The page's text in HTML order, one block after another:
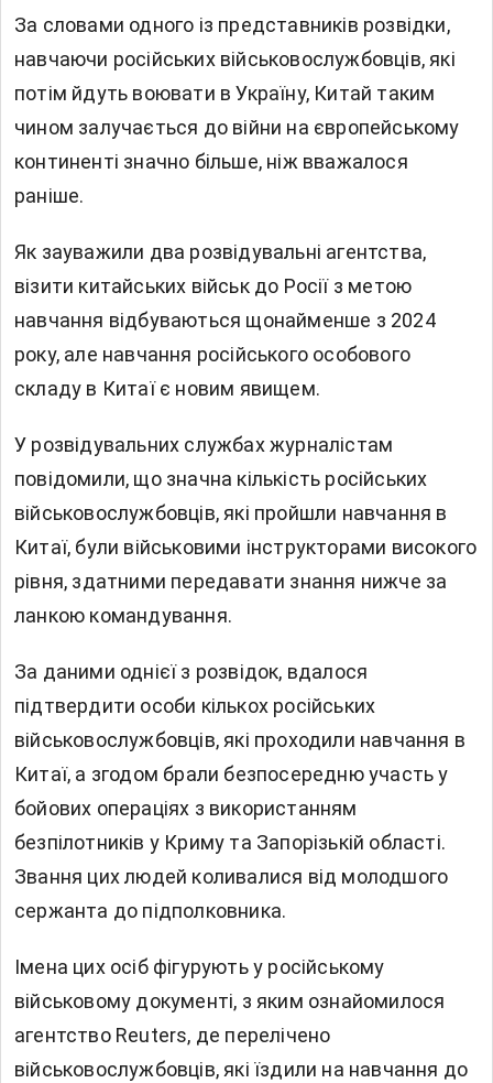
За словами одного із представників розвідки,
навчаючи російських військовослужбовців, які
потім йдуть воювати в Україну, Китай таким
чином залучається до війни на європейському
континенті значно більше, ніж вважалося
раніше.
Як зауважили два розвідувальні агентства,
візити китайських військ до Росії з метою
навчання відбуваються щонайменше з 2024
року, але навчання російського особового
складу в Китаї є новим явищем.
У розвідувальних службах журналістам
повідомили, що значна кількість російських
військовослужбовців, які пройшли навчання в
Китаї, були військовими інструкторами високого
рівня, здатними передавати знання нижче за
ланкою командування.
За даними однієї з розвідок, вдалося
підтвердити особи кількох російських
військовослужбовців, які проходили навчання в
Китаї, а згодом брали безпосередню участь у
бойових операціях з використанням
безпілотників у Криму та Запорізькій області.
Звання цих людей коливалися від молодшого
сержанта до підполковника.
Імена цих осіб фігурують у російському
військовому документі, з яким ознайомилося
агентство Reuters, де перелічено
військовослужбовців, які їздили на навчання до